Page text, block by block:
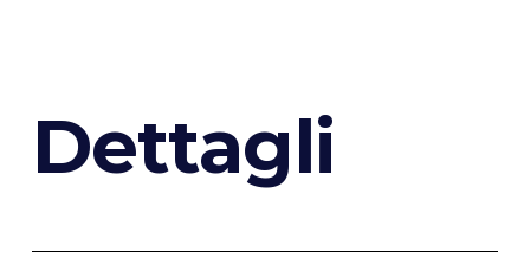
Dettagli